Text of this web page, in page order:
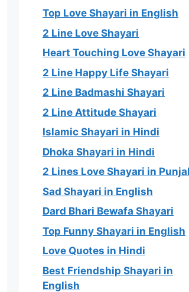
Top Love Shayari in English
2 Line Love Shayari
Heart Touching Love Shayari
2 Line Happy Life Shayari
2 Line Badmashi Shayari
2 Line Attitude Shayari
Islamic Shayari in Hindi
Dhoka Shayari in Hindi
2 Lines Love Shayari in
Sad Shayari in English
Dard Bhari Bewafa Shayari
Top Funny Shayari in English
Love Quotes in Hindi
Best Friendship Shayari in
English